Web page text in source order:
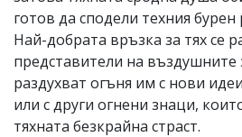
готов да сподели техния
Най-добрата връзка за тях се
представители на въздушните
раздухват огъня им с нови
или с други огнени знаци,
тяхната безкрайна страст.